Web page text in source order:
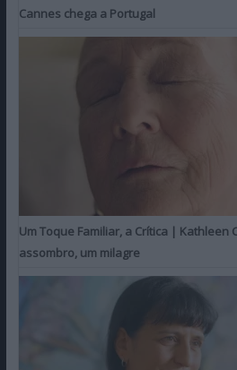
Cannes chega a Portugal
Um Toque Familiar, a Crítica | Kathleen
assombro, um milagre